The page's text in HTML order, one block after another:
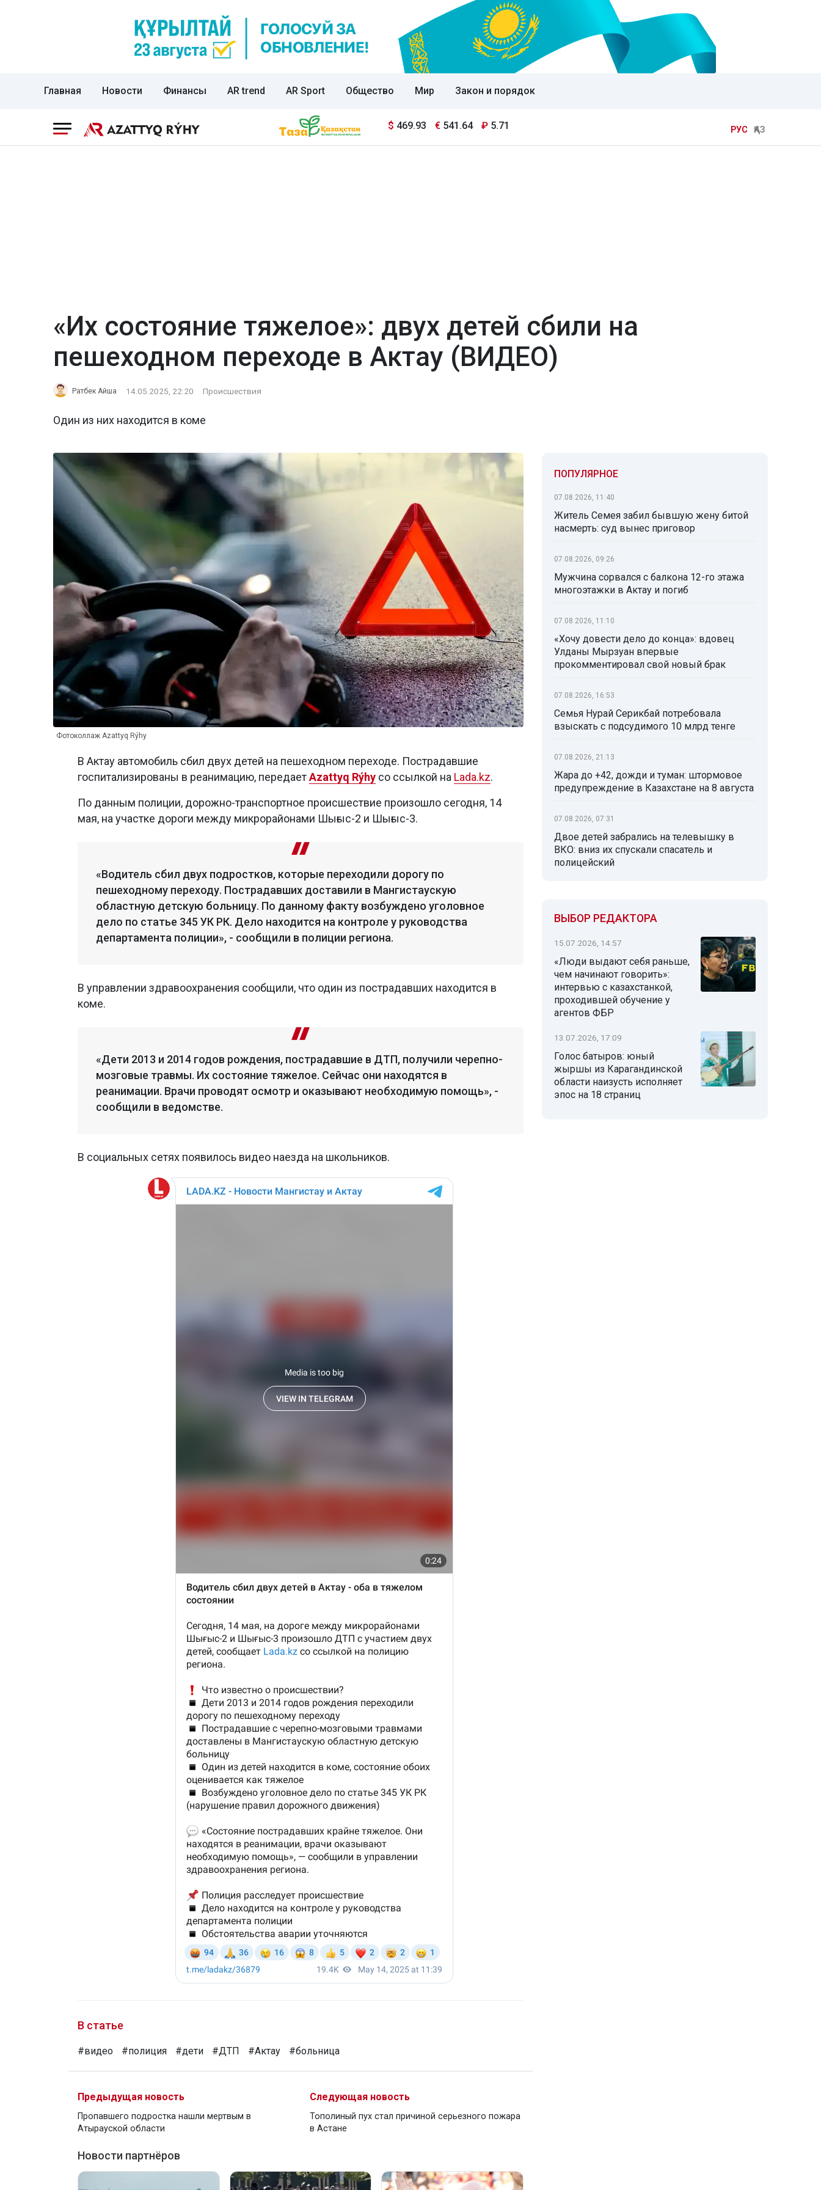
Главная Новости Финансы AR trend AR Sport Общество Мир Закон и порядок
$ 469.93 € 541.64 ₽ 5.71 РУС ҚАЗ
«Их состояние тяжелое»: двух детей сбили на
пешеходном переходе в Актау (ВИДЕО)
Ратбек Айша 14.05.2025, 22:20 Происшествия
Один из них находится в коме
Фотоколлаж Azattyq Rýhy
В Актау автомобиль сбил двух детей на пешеходном переходе. Пострадавшие
госпитализированы в реанимацию, передаетAzattyq Rýhy со ссылкой на Lada.kz.
По данным полиции, дорожно-транспортное происшествие произошло сегодня, 14
мая, на участке дороги между микрорайонами Шығыс-2 и Шығыс-3.
«Водитель сбил двух подростков, которые переходили дорогу по
пешеходному переходу. Пострадавших доставили в Мангистаускую
областную детскую больницу. По данному факту возбуждено уголовное
дело по статье 345 УК РК. Дело находится на контроле у руководства
департамента полиции», - сообщили в полиции региона.
В управлении здравоохранения сообщили, что один из пострадавших находится в
коме.
«Дети 2013 и 2014 годов рождения, пострадавшие в ДТП, получили черепно-
мозговые травмы. Их состояние тяжелое. Сейчас они находятся в
реанимации. Врачи проводят осмотр и оказывают необходимую помощь», -
сообщили в ведомстве.
В социальных сетях появилось видео наезда на школьников.
В статье
#видео #полиция #дети #ДТП #Актау #больница
Предыдущая новость
Пропавшего подростка нашли мертвым в
Атырауской области
Следующая новость
Тополиный пух стал причиной серьезного пожара
в Астане
ПОПУЛЯРНОЕ
07.08.2026, 11:40
Житель Семея забил бывшую жену битой
насмерть: суд вынес приговор
07.08.2026, 09:26
Мужчина сорвался с балкона 12-го этажа
многоэтажки в Актау и погиб
07.08.2026, 11:10
«Хочу довести дело до конца»: вдовец
Улданы Мырзуан впервые
прокомментировал свой новый брак
07.08.2026, 16:53
Семья Нурай Серикбай потребовала
взыскать с подсудимого 10 млрд тенге
07.08.2026, 21:13
Жара до +42, дожди и туман: штормовое
предупреждение в Казахстане на 8 августа
07.08.2026, 07:31
Двое детей забрались на телевышку в
ВКО: вниз их спускали спасатель и
полицейский
ВЫБОР РЕДАКТОРА
15.07.2026, 14:57
«Люди выдают себя раньше,
чем начинают говорить»:
интервью с казахстанкой,
проходившей обучение у
агентов ФБР
13.07.2026, 17:09
Голос батыров: юный
жыршы из Карагандинской
области наизусть исполняет
эпос на 18 страниц